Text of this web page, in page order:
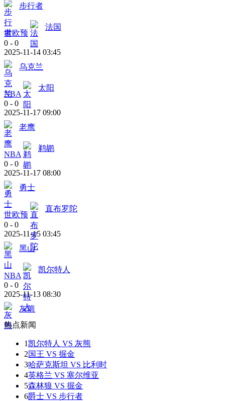
步行者
世欧预
法国
0 - 0
2025-11-14 03:45
乌克兰
NBA
太阳
0 - 0
2025-11-17 09:00
老鹰
NBA
鹈鹕
0 - 0
2025-11-17 08:00
勇士
世欧预
直布罗陀
0 - 0
2025-11-15 03:45
黑山
NBA
凯尔特人
0 - 0
2025-11-13 08:30
灰熊
热点新闻
1凯尔特人 VS 灰熊
2国王 VS 掘金
3哈萨克斯坦 VS 比利时
4英格兰 VS 塞尔维亚
5森林狼 VS 掘金
6爵士 VS 步行者